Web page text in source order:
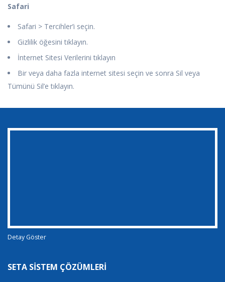
Safari
Safari > Tercihler’i seçin.
Gizlilik öğesini tıklayın.
İnternet Sitesi Verilerini tıklayın
Bir veya daha fazla internet sitesi seçin ve sonra Sil veya
Tümünü Sil’e tıklayın.
Detay Göster
SETA SISTEM ÇÖZÜMLERI